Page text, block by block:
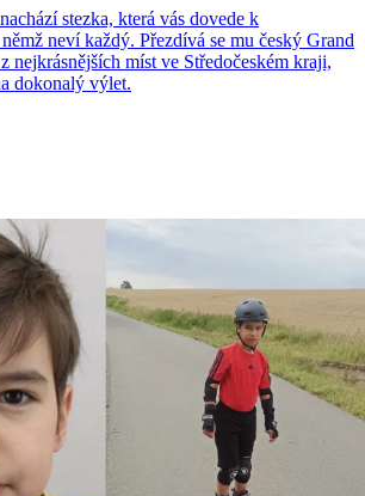
stezka, která vás dovede k
neví každý. Přezdívá se mu český Grand
nejkrásnějších míst ve Středočeském kraji,
dokonalý výlet.